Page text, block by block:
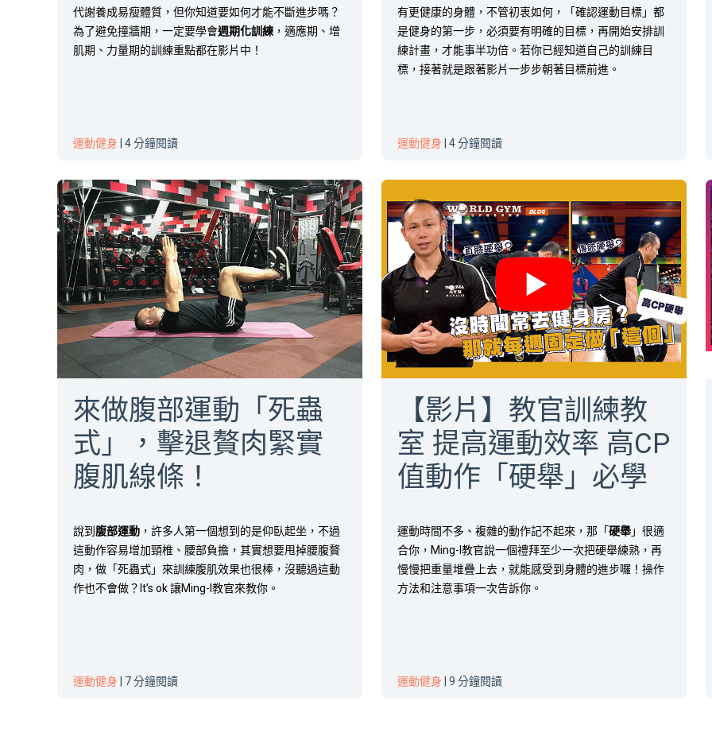
代謝養成易瘦體質，但你知道要如何才能不斷進步嗎？
為了避免撞牆期，一定要學會週期化訓練 ，適應期、增
肌期、力量期的訓練重點都在影片中！
運動健身 | 4 分鐘閱讀
有更健康的身體，不管初衷如何，「確認運動目標」都
是健身的第一步，必須要有明確的目標，再開始安排訓
練計畫 ，才能事半功倍。若你已經知道自己的訓練目
標，接著就是跟著影片一步步朝著目標前進。
運動健身 | 4 分鐘閱讀
來做腹部運動「死蟲
式」，擊退贅肉緊實
腹肌線條！
說到 腹部運動 ，許多人第一個想到的是仰臥起坐，不過
這動作容易增加頸椎、腰部負擔，其實想要甩掉腰腹贅
肉，做「死蟲式」來訓練腹肌效果也很棒，沒聽過這動
作也不會做？It’s ok 讓Ming-I教官來教你。
運動健身 | 7 分鐘閱讀
【影片】教官訓練教
室 提高運動效率 高CP
值動作「硬舉」必學
運動時間不多、複雜的動作記不起來，那「硬舉」很適
合你，Ming-I教官說一個禮拜至少一次把硬舉練熟，再
慢慢把重量堆疊上去，就能感受到身體的進步囉！操作
方法和注意事項一次告訴你。
運動健身 | 9 分鐘閱讀